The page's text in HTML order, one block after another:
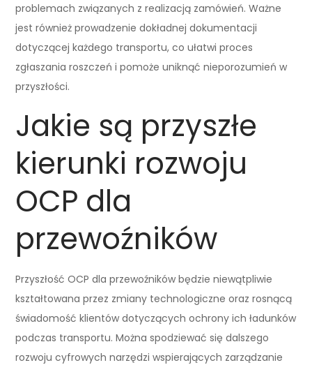
problemach związanych z realizacją zamówień. Ważne
jest również prowadzenie dokładnej dokumentacji
dotyczącej każdego transportu, co ułatwi proces
zgłaszania roszczeń i pomoże uniknąć nieporozumień w
przyszłości.
Jakie są przyszłe
kierunki rozwoju
OCP dla
przewoźników
Przyszłość OCP dla przewoźników będzie niewątpliwie
kształtowana przez zmiany technologiczne oraz rosnącą
świadomość klientów dotyczących ochrony ich ładunków
podczas transportu. Można spodziewać się dalszego
rozwoju cyfrowych narzędzi wspierających zarządzanie